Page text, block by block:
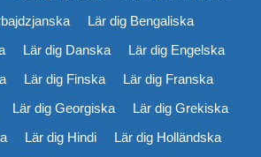
Lär dig Bengaliska
Lär dig Danska
Lär dig Engelska
Lär dig Finska
Lär dig Franska
Lär dig Georgiska
Lär dig Grekiska
Lär dig Hindi
Lär dig Holländska